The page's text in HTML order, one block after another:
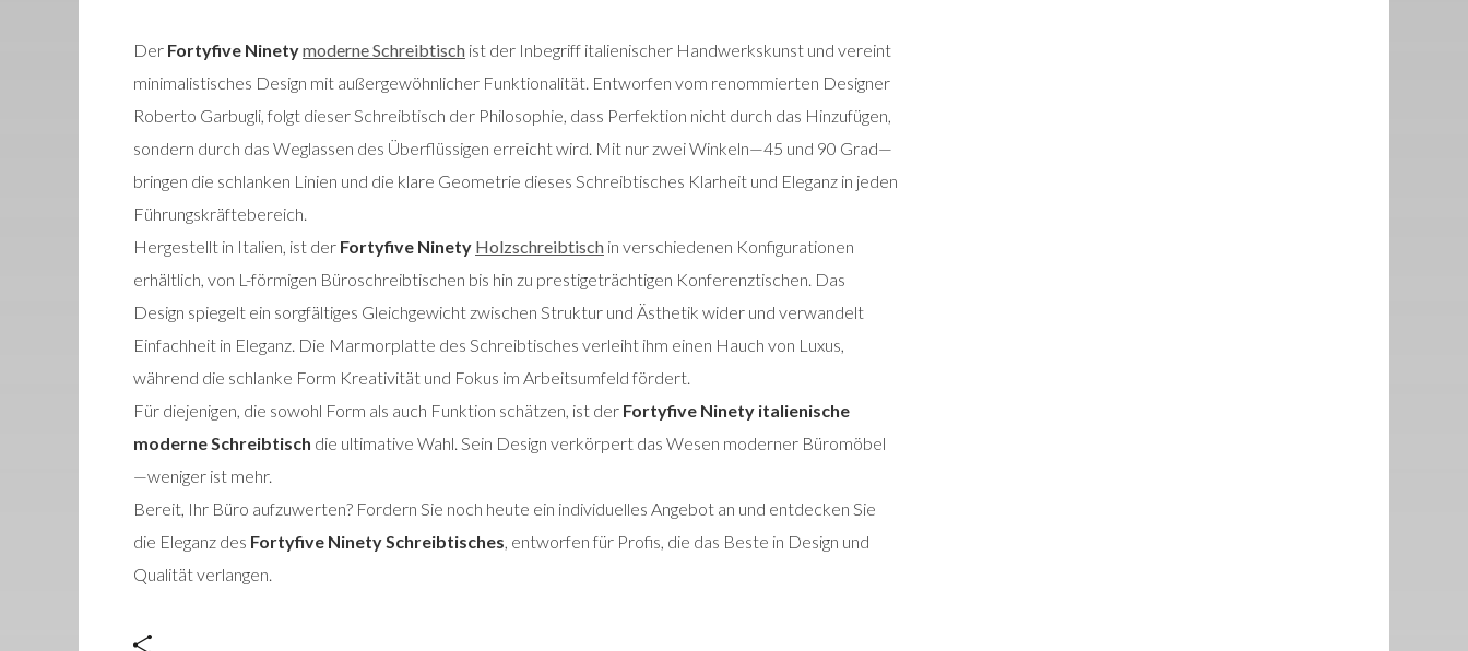
Der Fortyfive Ninetymoderne Schreibtisch ist der Inbegriff italienischer Handwerkskunst und vereint
minimalistisches Design mit außergewöhnlicher Funktionalität. Entworfen vom renommierten Designer
Roberto Garbugli, folgt dieser Schreibtisch der Philosophie, dass Perfektion nicht durch das Hinzufügen,
sondern durch das Weglassen des Überflüssigen erreicht wird. Mit nur zwei Winkeln—45 und 90 Grad—
bringen die schlanken Linien und die klare Geometrie dieses Schreibtisches Klarheit und Eleganz in jeden
Führungskräftebereich.
Hergestellt in Italien, ist der Fortyfive Ninety Holzschreibtisch in verschiedenen Konfigurationen
erhältlich, von L-förmigen Büroschreibtischen bis hin zu prestigeträchtigen Konferenztischen. Das
Design spiegelt ein sorgfältiges Gleichgewicht zwischen Struktur und Ästhetik wider und verwandelt
Einfachheit in Eleganz. Die Marmorplatte des Schreibtisches verleiht ihm einen Hauch von Luxus,
während die schlanke Form Kreativität und Fokus im Arbeitsumfeld fördert.
Für diejenigen, die sowohl Form als auch Funktion schätzen, ist der Fortyfive Ninety italienische
moderne Schreibtisch die ultimative Wahl. Sein Design verkörpert das Wesen moderner Büromöbel
—weniger ist mehr.
Bereit, Ihr Büro aufzuwerten? Fordern Sie noch heute ein individuelles Angebot an und entdecken Sie
die Eleganz des Fortyfive Ninety Schreibtisches, entworfen für Profis, die das Beste in Design und
Qualität verlangen.